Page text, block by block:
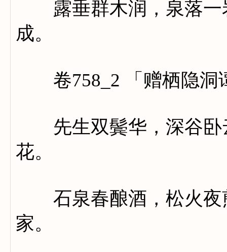
露垂群木润，泉落一
成。
卷758_2 「赠栖隐洞
先生双鬓华，深谷卧
花。
石泉春酿酒，松火夜
家。